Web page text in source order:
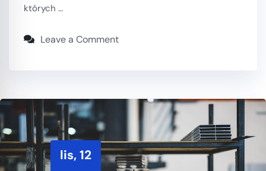
których …
Leave a Comment
lis, 12